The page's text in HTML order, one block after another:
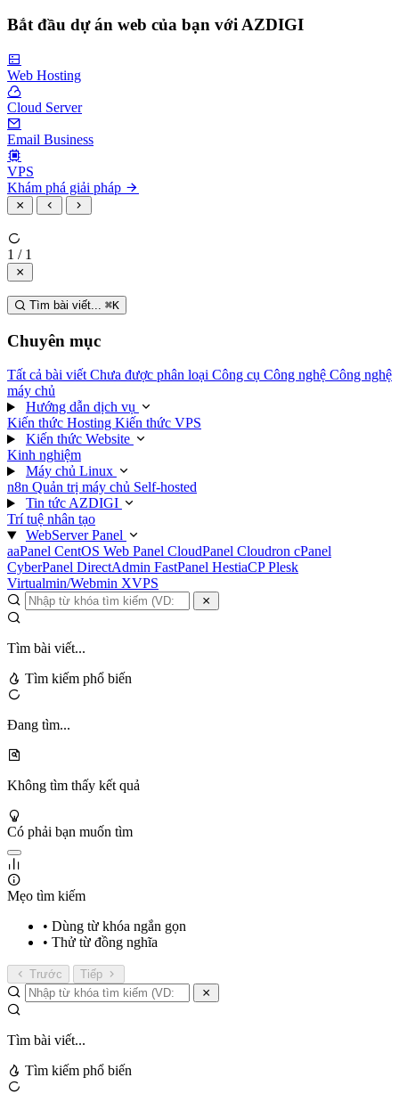
Bắt đầu dự án web của bạn với AZDIGI
Web Hosting
Cloud Server
Email Business
VPS
Khám phá giải pháp
1 / 1
Tìm bài viết... ⌘K
Chuyên mục
Tất cả bài viết Chưa được phân loại Công cụ Công nghệ Công nghệ
máy chủ
Hướng dẫn dịch vụ
Kiến thức Hosting Kiến thức VPS
Kiến thức Website
Kinh nghiệm
Máy chủ Linux
n8n Quản trị máy chủ Self-hosted
Tin tức AZDIGI
Trí tuệ nhân tạo
WebServer Panel
aaPanel CentOS Web Panel CloudPanel Cloudron cPanel
CyberPanel DirectAdmin FastPanel HestiaCPPlesk
Virtualmin/Webmin XVPS
Tìm bài viết...
Tìm kiếm phổ biến
Đang tìm...
Không tìm thấy kết quả
Có phải bạn muốn tìm
Mẹo tìm kiếm
• Dùng từ khóa ngắn gọn
• Thử từ đồng nghĩa
Trước Tiếp
Tìm bài viết...
Tìm kiếm phổ biến